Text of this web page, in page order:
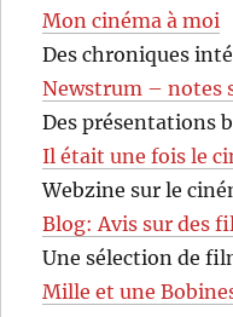
Mon cinéma à moi
Des chroniques
Newstrum – notes
Des présentations
Il était une fois le
Webzine sur le
Blog: Avis sur des
Une sélection de
Mille et une